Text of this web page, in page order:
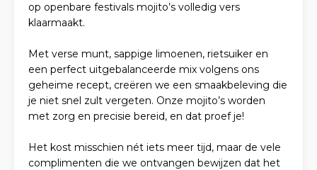
op openbare festivals mojito’s volledig vers
klaarmaakt.
Met verse munt, sappige limoenen, rietsuiker en
een perfect uitgebalanceerde mix volgens ons
geheime recept, creëren we een smaakbeleving die
je niet snel zult vergeten. Onze mojito’s worden
met zorg en precisie bereid, en dat proef je!
Het kost misschien nét iets meer tijd, maar de vele
complimenten die we ontvangen bewijzen dat het